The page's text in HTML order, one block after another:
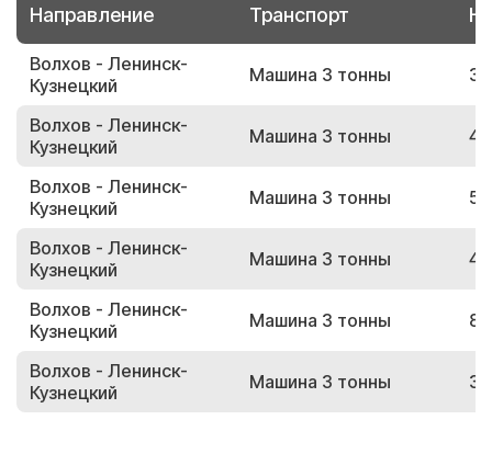
Направление Транспорт
Волхов - Ленинск-
Кузнецкий
Машина 3 тонны
Волхов - Ленинск-
Кузнецкий
Машина 3 тонны
Волхов - Ленинск-
Кузнецкий
Машина 3 тонны
Волхов - Ленинск-
Кузнецкий
Машина 3 тонны
Волхов - Ленинск-
Кузнецкий
Машина 3 тонны
Волхов - Ленинск-
Кузнецкий
Машина 3 тонны